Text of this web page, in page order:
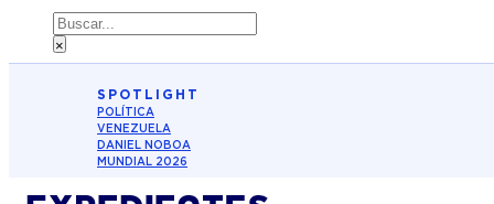
Buscar
×
SPOTLIGHT
POLÍTICA
VENEZUELA
DANIEL NOBOA
MUNDIAL 2026